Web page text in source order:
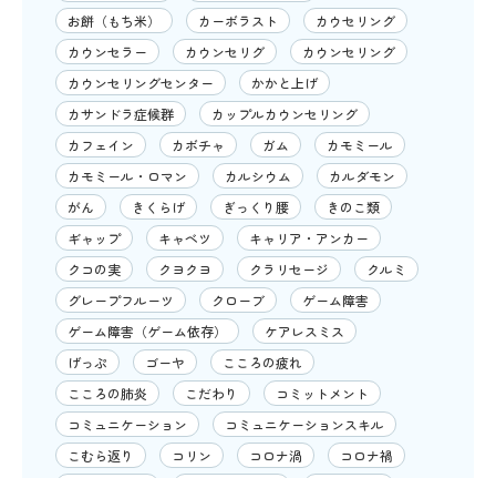
お餅（もち米）
カーボラスト
カウセリング
カウンセラー
カウンセリグ
カウンセリング
カウンセリングセンター
かかと上げ
カサンドラ症候群
カップルカウンセリング
カフェイン
カボチャ ガム
カモミール
カモミール・ロマン
カルシウム
カルダモン
がん
きくらげ ぎっくり腰
きのこ類
ギャップ
キャベツ
キャリア・アンカー
クコの実
クヨクヨ クラリセージ
クルミ
グレープフルーツ
クローブ
ゲーム障害
ゲーム障害（ゲーム依存）
ケアレスミス
げっぷ
ゴーヤ
こころの疲れ
こころの肺炎
こだわり
コミットメント
コミュニケーション
コミュニケーションスキル
こむら返り
コリン コロナ渦
コロナ禍